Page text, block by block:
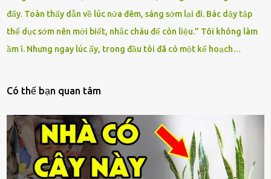
đấy. Toàn thấy dẫn về lúc nửa đêm, sáng sớm lại đi. Bác dậy tập
thể dục sớm nên mới biết, nhắc cháu để còn liệu.” Tôi không làm
ầm ĩ. Nhưng ngay lúc ấy, trong đầu tôi đã có một kế hoạch…
Có thế bạn quan tâm